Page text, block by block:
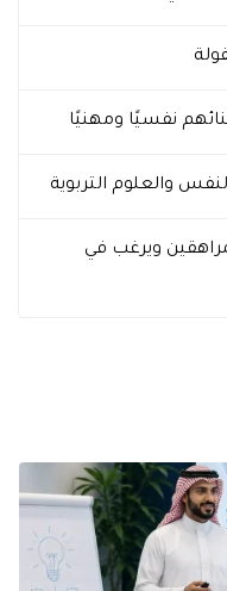
نفسيًا ومهنيًا
والعلوم التربوية
ويرغب في